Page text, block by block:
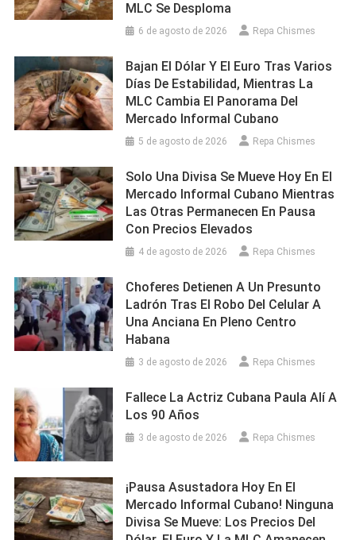
MLC Se Desploma
6 de agosto de 2026 Repa Chismes
Bajan El Dólar Y El Euro Tras Varios
Días De Estabilidad, Mientras La
MLC Cambia El Panorama Del
Mercado Informal Cubano
5 de agosto de 2026 Repa Chismes
Solo Una Divisa Se Mueve Hoy En El
Mercado Informal Cubano Mientras
Las Otras Permanecen En Pausa
Con Precios Elevados
4 de agosto de 2026 Repa Chismes
Choferes Detienen A Un Presunto
Ladrón Tras El Robo Del Celular A
Una Anciana En Pleno Centro
Habana
3 de agosto de 2026 Repa Chismes
Fallece La Actriz Cubana Paula Alí A
Los 90 Años
3 de agosto de 2026 Repa Chismes
¡Pausa Asustadora Hoy En El
Mercado Informal Cubano! Ninguna
Divisa Se Mueve: Los Precios Del